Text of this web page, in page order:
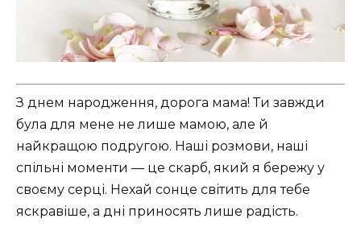
З днем народження, дорога мама! Ти завжди
була для мене не лише мамою, але й
найкращою подругою. Наші розмови, наші
спільні моменти — це скарб, який я бережу у
своєму серці. Нехай сонце світить для тебе
яскравіше, а дні приносять лише радість.